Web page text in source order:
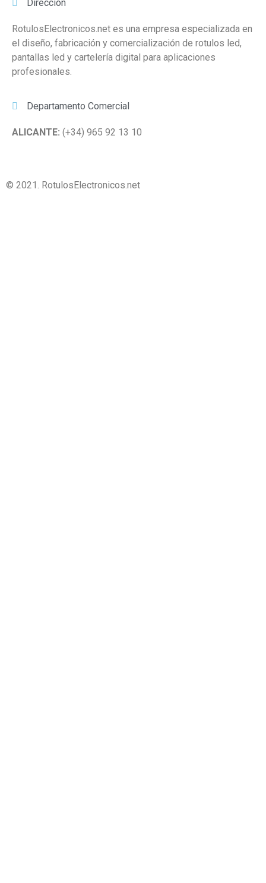
Dirección
RotulosElectronicos.net es una empresa especializada en
el diseño, fabricación y comercialización de rotulos led,
pantallas led y cartelería digital para aplicaciones
profesionales.
Departamento Comercial
ALICANTE: (+34) 965 92 13 10
© 2021. RotulosElectronicos.net